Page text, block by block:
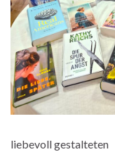
liebevoll gestalteten